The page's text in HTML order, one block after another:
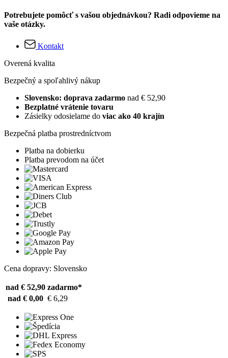
Potrebujete pomôcť s vašou objednávkou? Radi odpovieme na
vaše otázky.
Kontakt
Overená kvalita
Bezpečný a spoľahlivý nákup
Slovensko: doprava zadarmo nad € 52,90
Bezplatné vrátenie tovaru
Zásielky odosielame do viac ako 40 krajín
Bezpečná platba prostredníctvom
Platba na dobierku
Platba prevodom na účet
Cena dopravy: Slovensko
nad € 52,90 zadarmo*
nad € 0,00 € 6,29